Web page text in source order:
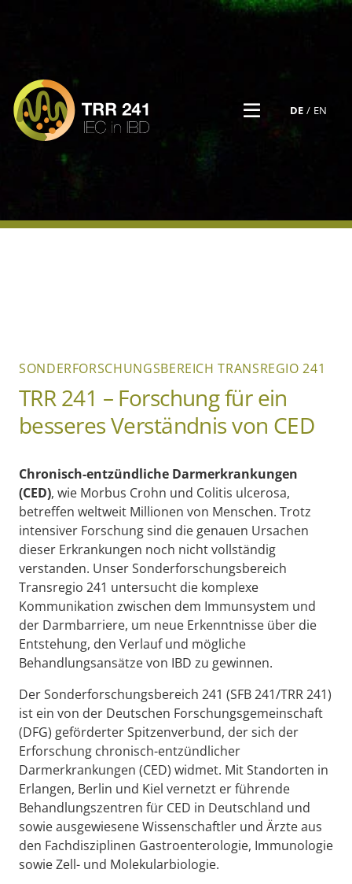
DE EN
SONDERFORSCHUNGSBEREICH TRANSREGIO 241
TRR 241 – Forschung für ein
besseres Verständnis von CED
Chronisch-entzündliche Darmerkrankungen
(CED), wie Morbus Crohn und Colitis ulcerosa,
betreffen weltweit Millionen von Menschen. Trotz
intensiver Forschung sind die genauen Ursachen
dieser Erkrankungen noch nicht vollständig
verstanden. Unser Sonderforschungsbereich
Transregio 241 untersucht die komplexe
Kommunikation zwischen dem Immunsystem und
der Darmbarriere, um neue Erkenntnisse über die
Entstehung, den Verlauf und mögliche
Behandlungsansätze von IBD zu gewinnen.
Der Sonderforschungsbereich 241 (SFB 241/TRR 241)
ist ein von der Deutschen Forschungsgemeinschaft
(DFG) geförderter Spitzenverbund, der sich der
Erforschung chronisch-entzündlicher
Darmerkrankungen (CED) widmet. Mit Standorten in
Erlangen, Berlin und Kiel vernetzt er führende
Behandlungszentren für CED in Deutschland und
sowie ausgewiesene Wissenschaftler und Ärzte aus
den Fachdisziplinen Gastroenterologie, Immunologie
sowie Zell- und Molekularbiologie.